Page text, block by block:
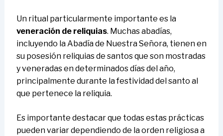
Un ritual particularmente importante es la
veneración de reliquias. Muchas abadías,
incluyendo la Abadía de Nuestra Señora, tienen en
su posesión reliquias de santos que son mostradas
y veneradas en determinados días del año,
principalmente durante la festividad del santo al
que pertenece la reliquia.
Es importante destacar que todas estas prácticas
pueden variar dependiendo de la orden religiosa a